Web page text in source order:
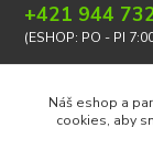
+421 944
(ESHOP: PO - PI
Náš eshop a
cookies, aby